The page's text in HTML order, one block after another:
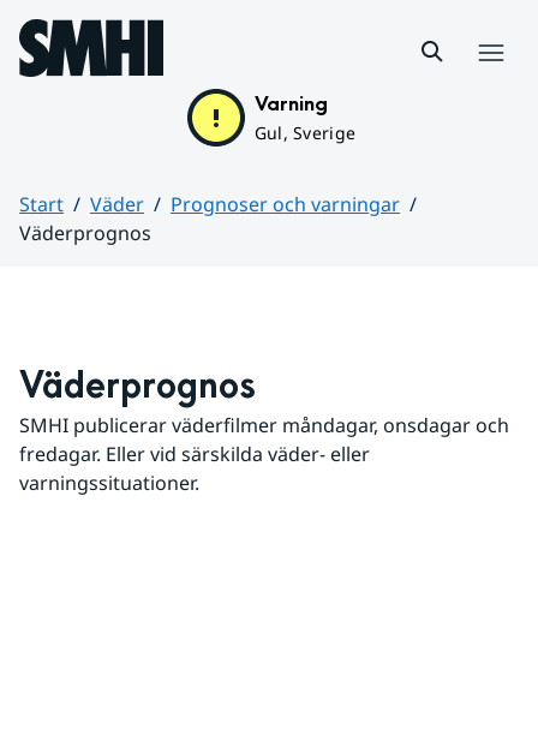
Hoppa till sidans innehåll
Varning
Gul, Sverige
Start Väder
Prognoser och varningar
Väderprognos
Väderprognos
SMHI publicerar väderfilmer måndagar, onsdagar och
fredagar. Eller vid särskilda väder- eller
varningssituationer.